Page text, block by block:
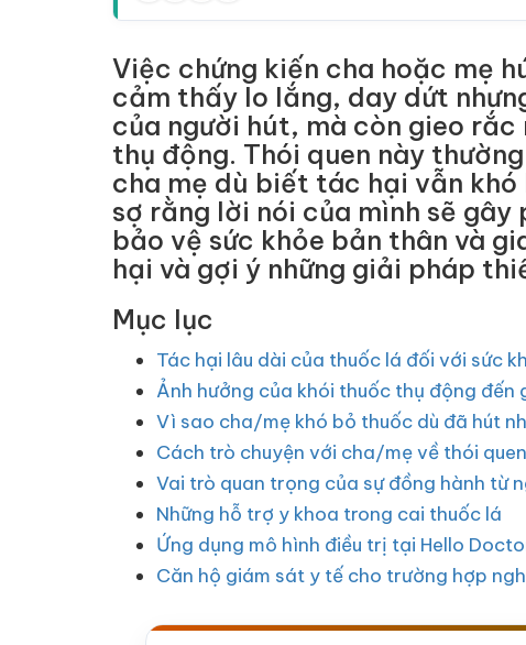
Việc chứng kiến cha hoặc mẹ
cảm thấy lo lắng, day dứt
của người hút, mà còn gieo
thụ động. Thói quen này
cha mẹ dù biết tác hại vẫn khó
sợ rằng lời nói của mình sẽ
bảo vệ sức khỏe bản thân và
hại và gợi ý những giải pháp
Mục lục
Tác hại lâu dài của thuốc lá đối với sức
Ảnh hưởng của khói thuốc thụ động đến
Vì sao cha/mẹ khó bỏ thuốc dù đã hút
Cách trò chuyện với cha/mẹ về thói
Vai trò quan trọng của sự đồng hành từ
Những hỗ trợ y khoa trong cai thuốc lá
Ứng dụng mô hình điều trị tại Hello
Căn hộ giám sát y tế cho trường hợp